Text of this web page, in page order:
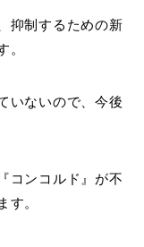
抑制するための新
。
いないので、今後
コンコルド』が不
す。